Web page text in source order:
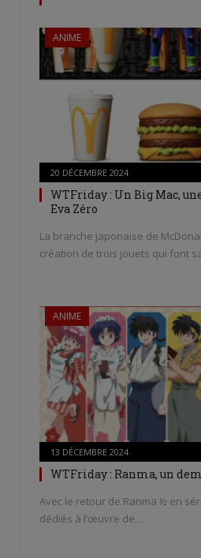
ANIME
20 DÉCEMBRE 2024
WTFriday : Un Big Mac,
Eva Zéro
La branche japonaise de
création de trois jouets qui font
ANIME
13 DÉCEMBRE 2024
WTFriday : Ranma, un
Avec le retour de Ranma ½ en
dédiés à l’œuvre de…